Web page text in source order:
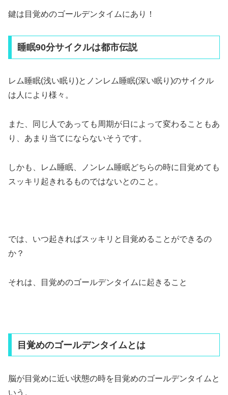
鍵は目覚めのゴールデンタイムにあり！
睡眠90分サイクルは都市伝説
レム睡眠(浅い眠り)とノンレム睡眠(深い眠り)のサイクル
は人により様々。
また、同じ人であっても周期が日によって変わることもあ
り、あまり当てにならないそうです。
しかも、レム睡眠、ノンレム睡眠どちらの時に目覚めても
スッキリ起きれるものではないとのこと。
では、いつ起きればスッキリと目覚めることができるの
か？
それは、目覚めのゴールデンタイムに起きること
目覚めのゴールデンタイムとは
脳が目覚めに近い状態の時を 目覚めのゴールデンタイム と
いう。